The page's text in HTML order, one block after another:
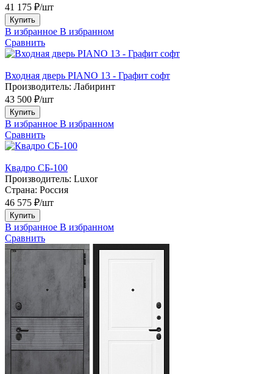
41 175 ₽/шт
Купить
В избранное В избранном
Сравнить
Входная дверь PIANO 13 - Графит софт
Производитель: Лабиринт
43 500 ₽/шт
Купить
В избранное В избранном
Сравнить
Квадро СБ-100
Производитель: Luxor
Страна: Россия
46 575 ₽/шт
Купить
В избранное В избранном
Сравнить